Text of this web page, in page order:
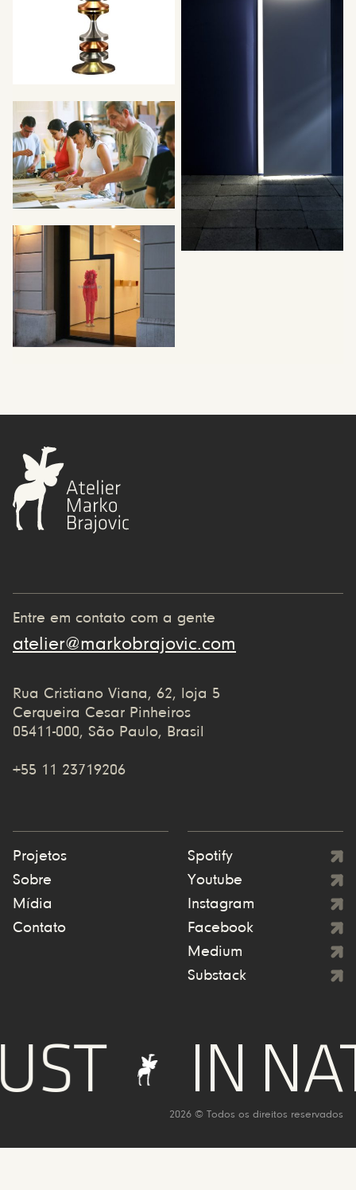
Entre em contato com a gente
atelier@markobrajovic.com
Rua Cristiano Viana, 62, loja 5
Cerqueira Cesar Pinheiros
05411-000, São Paulo, Brasil
+55 11 23719206
Projetos
Sobre
Mídia
Contato
Spotify
Youtube
Instagram
Facebook
Medium
Substack
IN
2026 © Todos os direitos reservados